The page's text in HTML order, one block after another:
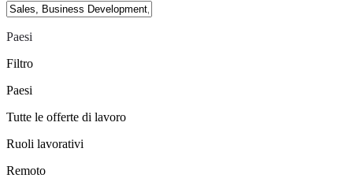
Paesi
Filtro
Paesi
Tutte le offerte di lavoro
Ruoli lavorativi
Remoto